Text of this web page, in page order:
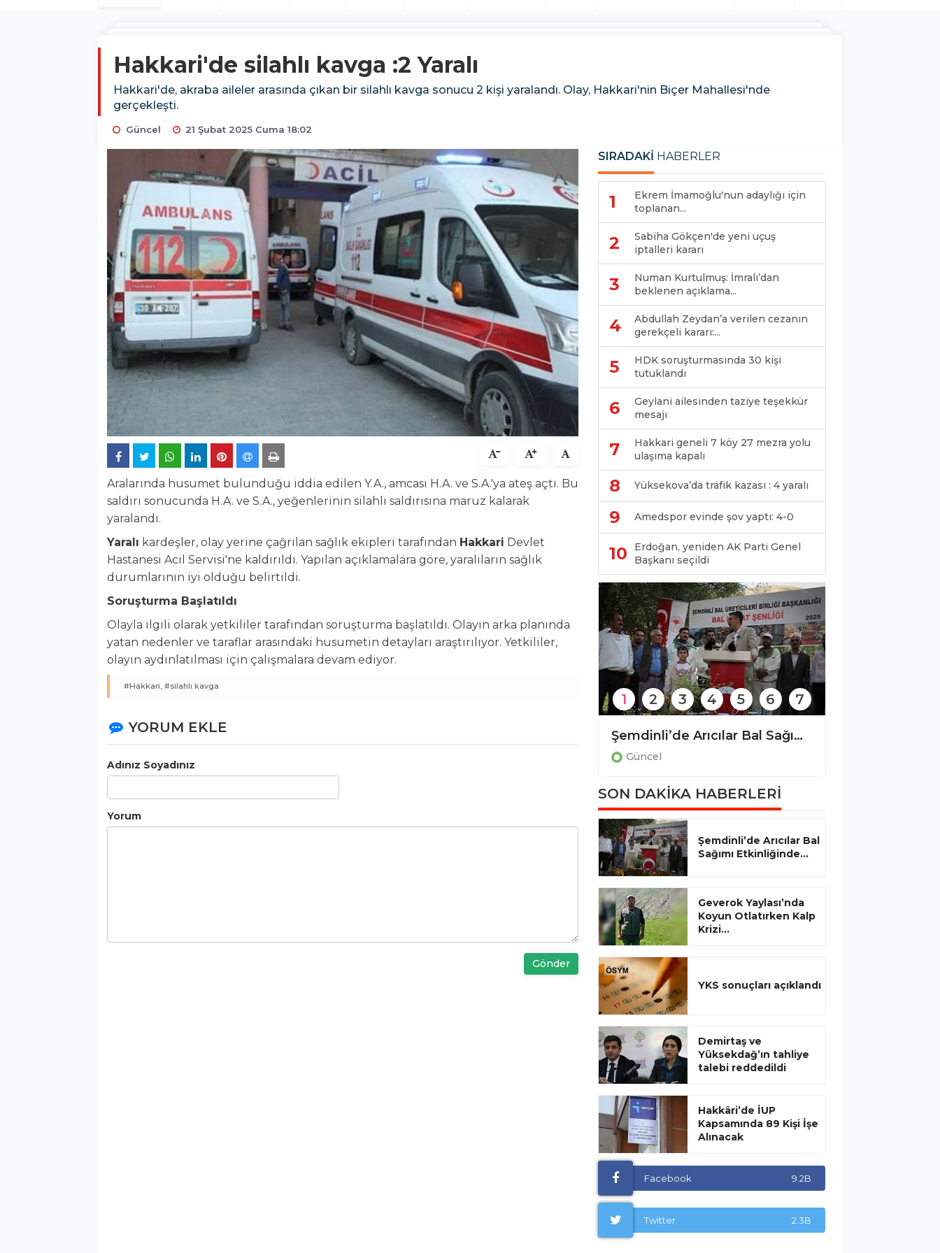
Hakkari'de silahlı kavga :2 Yaralı
Hakkari'de, akraba aileler arasında çıkan bir silahlı kavga sonucu 2 kişi yaralandı. Olay, Hakkari'nin Biçer Mahallesi'nde
gerçekleşti.
Güncel 21 Şubat 2025 Cuma 18:02
Aralarında husumet bulunduğu iddia edilen Y.A., amcası H.A. ve S.A.'ya ateş açtı. Bu
saldırı sonucunda H.A. ve S.A., yeğenlerinin silahlı saldırısına maruz kalarak
yaralandı.
Yaralı kardeşler, olay yerine çağrılan sağlık ekipleri tarafından Hakkari Devlet
Hastanesi Acil Servisi'ne kaldırıldı. Yapılan açıklamalara göre, yaralıların sağlık
durumlarının iyi olduğu belirtildi.
Soruşturma Başlatıldı
Olayla ilgili olarak yetkililer tarafından soruşturma başlatıldı. Olayın arka planında
yatan nedenler ve taraflar arasındaki husumetin detayları araştırılıyor. Yetkililer,
olayın aydınlatılması için çalışmalara devam ediyor.
#Hakkari, #silahlı kavga
YORUM EKLE
Adınız Soyadınız
Yorum
Gönder
SIRADAKİ HABERLER
1
Ekrem İmamoğlu'nun adaylığı için
toplanan...
2
Sabiha Gökçen'de yeni uçuş
iptalleri kararı
3
Numan Kurtulmuş: İmralı’dan
beklenen açıklama...
4
Abdullah Zeydan’a verilen cezanın
gerekçeli kararı:...
5
HDK soruşturmasında 30 kişi
tutuklandı
6
Geylani ailesinden taziye teşekkür
mesajı
7
Hakkari geneli 7 köy 27 mezra yolu
ulaşıma kapalı
8 Yüksekova’da trafik kazası : 4 yaralı
9 Amedspor evinde şov yaptı: 4-0
10
Erdoğan, yeniden AK Parti Genel
Başkanı seçildi
Şemdinli’de Arıcılar Bal Sağımı Etkinliğinde Bir Araya Geldi
Güncel
1 2 3 4 5 6 7
SON DAKİKA HABERLERİ
Şemdinli’de Arıcılar Bal
Sağımı Etkinliğinde...
Geverok Yaylası’nda
Koyun Otlatırken Kalp
Krizi...
YKS sonuçları açıklandı
Demirtaş ve
Yüksekdağ’ın tahliye
talebi reddedildi
Hakkâri’de İUP
Kapsamında 89 Kişi İşe
Alınacak
Facebook 9.2B
Twitter 2.3B